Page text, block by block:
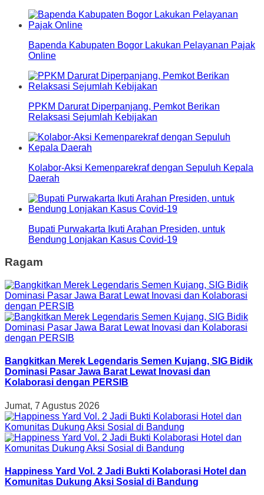
Bapenda Kabupaten Bogor Lakukan Pelayanan Pajak
Online
PPKM Darurat Diperpanjang, Pemkot Berikan
Relaksasi Sejumlah Kebijakan
Kolabor-Aksi Kemenparekraf dengan Sepuluh Kepala
Daerah
Bupati Purwakarta Ikuti Arahan Presiden, untuk
Bendung Lonjakan Kasus Covid-19
Ragam
Bangkitkan Merek Legendaris Semen Kujang, SIG Bidik
Dominasi Pasar Jawa Barat Lewat Inovasi dan
Kolaborasi dengan PERSIB
Jumat, 7 Agustus 2026
Happiness Yard Vol. 2 Jadi Bukti Kolaborasi Hotel dan
Komunitas Dukung Aksi Sosial di Bandung